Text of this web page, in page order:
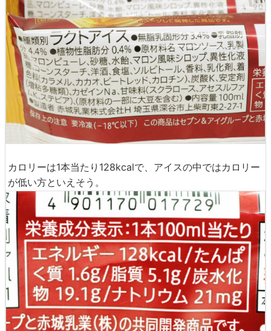
カロリーは1本当たり128kcalで、アイスの中ではカロリー
が低い方といえそう。